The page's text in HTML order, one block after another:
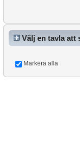
Välj en tavla att
Markera alla